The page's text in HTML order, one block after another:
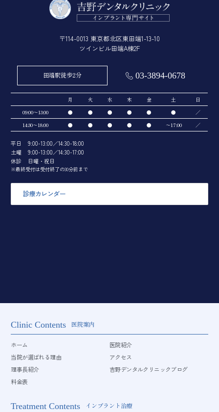
〒114-0013 東京都北区東田端1-13-10
ツインビル田端A棟2F
田端駅徒歩2分 03-3894-0678
月 火 水 木 金 土
日
09:00～13:00
● ● ● ● ● ●
／
14:30～18:00
● ● ● ● ● ～17:00 ／
平日
9:00-13:00／14:30-18:00
土曜
9:00-13:00／14:30-17:00
休診
日曜・祝日
※最終受付は受付終了の30分前まで
診療カレンダー
Clinic Contents 医院案内
ホーム
医院紹介
当院が選ばれる理由
アクセス
理事長紹介
吉野デンタルクリニックブログ
料金表
Treatment Contents インプラント治療